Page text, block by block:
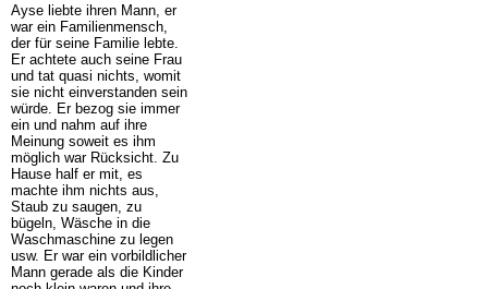
Ayse liebte ihren Mann, er
war ein Familienmensch,
der für seine Familie lebte.
Er achtete auch seine Frau
und tat quasi nichts, womit
sie nicht einverstanden sein
würde. Er bezog sie immer
ein und nahm auf ihre
Meinung soweit es ihm
möglich war Rücksicht. Zu
Hause half er mit, es
machte ihm nichts aus,
Staub zu saugen, zu
bügeln, Wäsche in die
Waschmaschine zu legen
usw. Er war ein vorbildlicher
Mann gerade als die Kinder